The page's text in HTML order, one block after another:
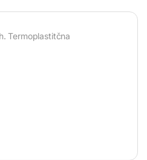
Termoplastitčna